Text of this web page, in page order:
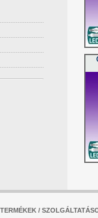
TERMÉKEK /